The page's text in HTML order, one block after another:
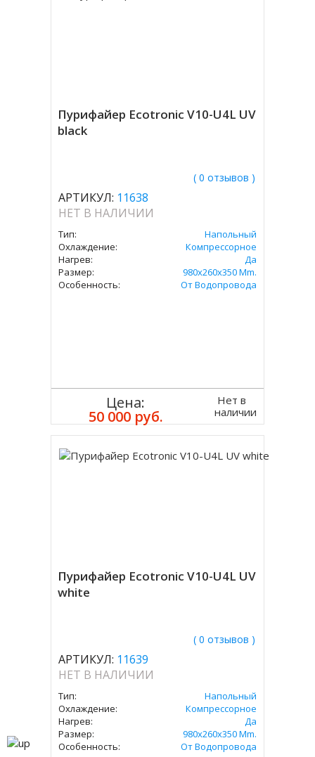
Пурифайер Ecotronic V10-U4L UV
black
( 0 отзывов )
АРТИКУЛ: 11638
НЕТ В НАЛИЧИИ
Тип:
Напольный
Охлаждение:
Компрессорное
Нагрев:
Да
Размер:
980x260x350 Mm.
Особенность:
От Водопровода
Цена:
50 000 руб.
Нет в
наличии
Пурифайер Ecotronic V10-U4L UV
white
( 0 отзывов )
АРТИКУЛ: 11639
НЕТ В НАЛИЧИИ
Тип:
Напольный
Охлаждение:
Компрессорное
Нагрев:
Да
Размер:
980x260x350 Mm.
Особенность:
От Водопровода